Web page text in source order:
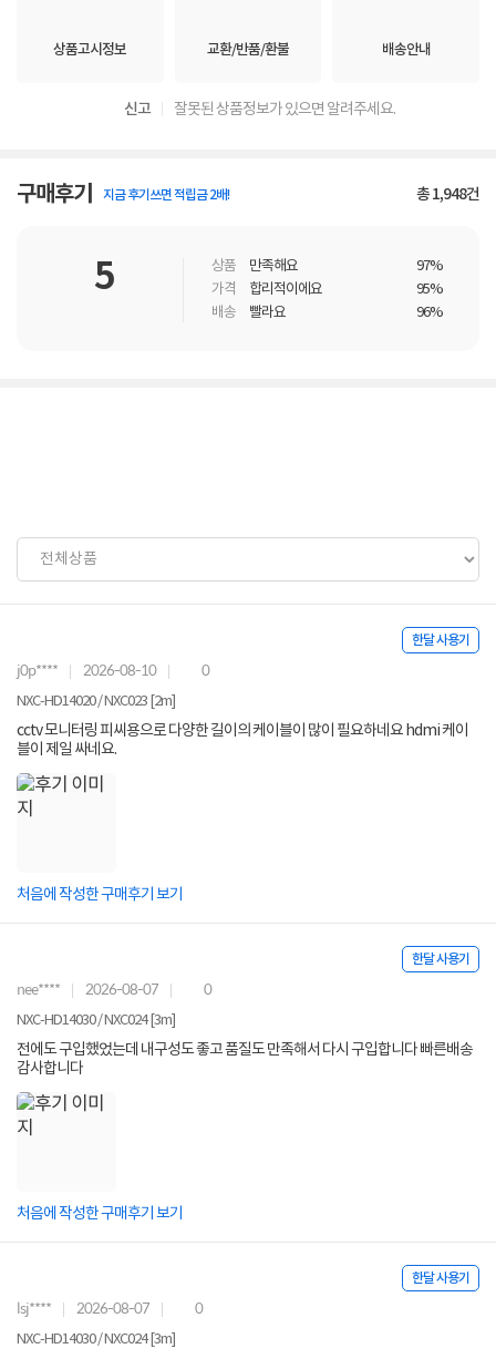
상품고시정보 교환/반품/환불 배송안내
신고 잘못된 상품정보가 있으면 알려주세요.
구매후기 지금 후기쓰면 적립금 2배! 총1,948건
5 상품 만족해요
97%
가격
합리적이에요
95%
배송
빨라요 96%
한달 사용기
j0p**** 2026-08-10 0
NXC-HD14020 / NXC023 [2m]
cctv 모니터링 피씨용으로 다양한 길이의 케이블이 많이 필요하네요 hdmi 케이
블이 제일 싸네요.
처음에 작성한 구매후기 보기
한달 사용기
nee**** 2026-08-07 0
NXC-HD14030 / NXC024 [3m]
전에도 구입했었는데 내구성도 좋고 품질도 만족해서 다시 구입합니다 빠른배송
감사합니다
처음에 작성한 구매후기 보기
한달 사용기
lsj**** 2026-08-07 0
NXC-HD14030 / NXC024 [3m]